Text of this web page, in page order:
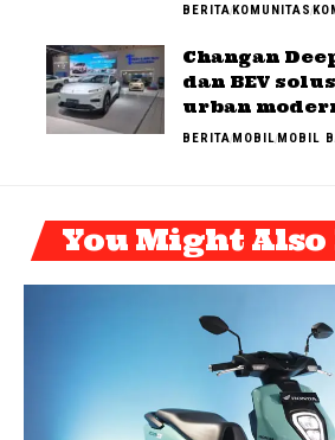
BERITAKOMUNITAS
Changan
dan BEV
urban
BERITAMOBILMOBIL
You Might